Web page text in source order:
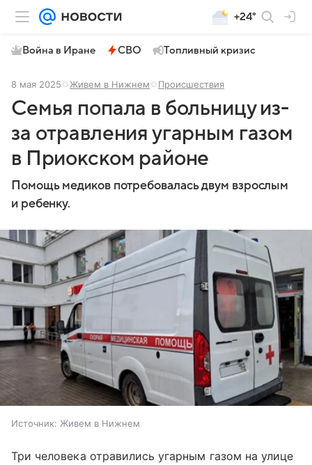
+24°
Война в Иране СВО Топливный кризис
8 мая 2025 Живем в Нижнем Происшествия
Семья попала в больницу из-
за отравления угарным газом
в Приокском районе
Помощь медиков потребовалась двум взрослым
и ребенку.
Источник: Живем в Нижнем
Три человека отравились угарным газом на улице